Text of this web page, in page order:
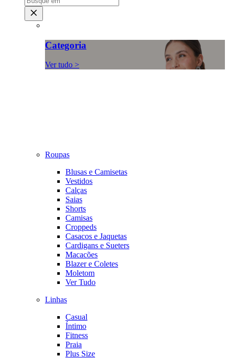
Categoria
Ver tudo >
Roupas
Blusas e Camisetas
Vestidos
Calças
Saias
Shorts
Camisas
Croppeds
Casacos e Jaquetas
Cardigans e Sueters
Macacões
Blazer e Coletes
Moletom
Ver Tudo
Linhas
Casual
Íntimo
Fitness
Praia
Plus Size